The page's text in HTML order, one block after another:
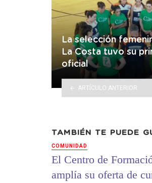
La selección
La Costa tuvo su
oficial
ARTÍCULO ANTERIOR
TAMBIÉN TE PUEDE
COMUNIDAD
El Centro de
amplía su oferta de